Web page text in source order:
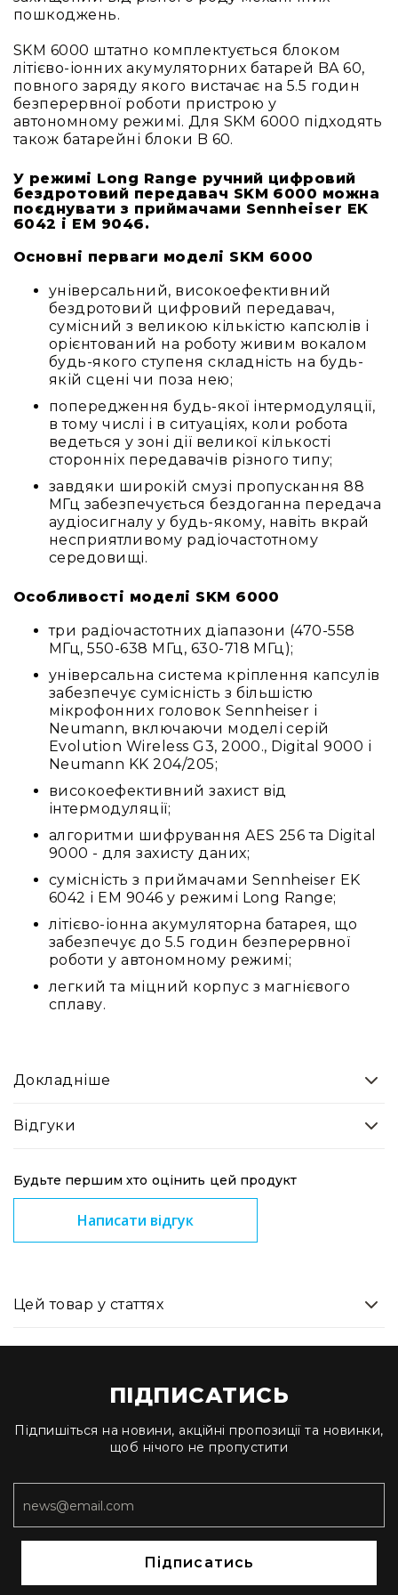
слуху
Підсилення
для
навушників
Аксесуари
комплектуючі
Гарнітури
і
Для
геймерів/
блогерів
Для
домашньої
IP
телефонії
Для
офісів
та
колл-
центрів
Аксесуари
Рішення
для
трансляцій
звуку
Готові
комплекти
для
нарад
і
конференцій
Спікерфони
системи
Бари
Системи
синхронного
перекладу
Презентаційні/
екскурсійні
системи
звуку
Мікшери
та
консолі
Сплітери,
бокси
Аксесуари
та
Аудикомп'ютери
забезпечення
Рекордери
пошкоджень.
SKM 6000 штатно комплектується блоком
літієво-іонних акумуляторних батарей BA 60,
повного заряду якого вистачає на 5.5 годин
безперервної роботи пристрою у
автономному режимі. Для SKM 6000 підходять
також батарейні блоки B 60.
У режимі Long Range ручний цифровий
бездротовий передавач SKM 6000 можна
поєднувати з приймачами Sennheiser EK
6042 і EM 9046.
Основні перваги моделі SKM 6000
універсальний, високоефективний
бездротовий цифровий передавач,
сумісний з великою кількістю капсюлів і
орієнтований на роботу живим вокалом
будь-якого ступеня складність на будь-
якій сцені чи поза нею;
попередження будь-якої інтермодуляції,
в тому числі і в ситуаціях, коли робота
ведеться у зоні дії великої кількості
сторонніх передавачів різного типу;
завдяки широкій смузі пропускання 88
МГц забезпечується бездоганна передача
аудіосигналу у будь-якому, навіть вкрай
несприятливому радіочастотному
середовищі.
Особливості моделі SKM 6000
три радіочастотних діапазони (470-558
МГц, 550-638 МГц, 630-718 МГц);
універсальна система кріплення капсулів
забезпечує сумісність з більшістю
мікрофонних головок Sennheiser і
Neumann, включаючи моделі серій
Evolution Wireless G3, 2000., Digital 9000 і
Neumann KK 204/205;
високоефективний захист від
інтермодуляції;
алгоритми шифрування AES 256 та Digital
9000 - для захисту даних;
сумісність з приймачами Sennheiser EK
6042 і EM 9046 у режимі Long Range;
літієво-іонна акумуляторна батарея, що
забезпечує до 5.5 годин безперервної
роботи у автономному режимі;
легкий та міцний корпус з магнієвого
сплаву.
Докладніше
Відгуки
Будьте першим хто оцінить цей продукт
Написати відгук
Цей товар у статтях
ПІДПИСАТИСЬ
Підпишіться на новини, акційні пропозиції та новинки,
щоб нічого не пропустити
Підписатись